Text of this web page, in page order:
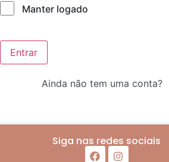
Manter logado
Entrar
Ainda não tem uma conta?
Siga nas redes sociais